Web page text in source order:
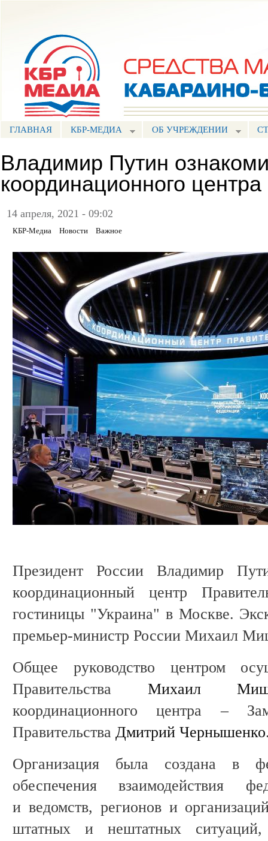
ГЛАВНАЯ КБР-МЕДИА ОБ УЧРЕЖДЕНИИ
Владимир Путин
координационного
14 апреля, 2021 - 09:02
КБР-Медиа Новости Важное
Президент России Владимир
координационный центр
гостиницы "Украина" в Москве.
премьер-министр России Михаил
Общее руководство центром
Правительства Михаил
координационного центра –
Правительства Дмитрий Чернышенко
Организация была создана в
обеспечения взаимодействия
и ведомств, регионов и
штатных и нештатных ситуаций,